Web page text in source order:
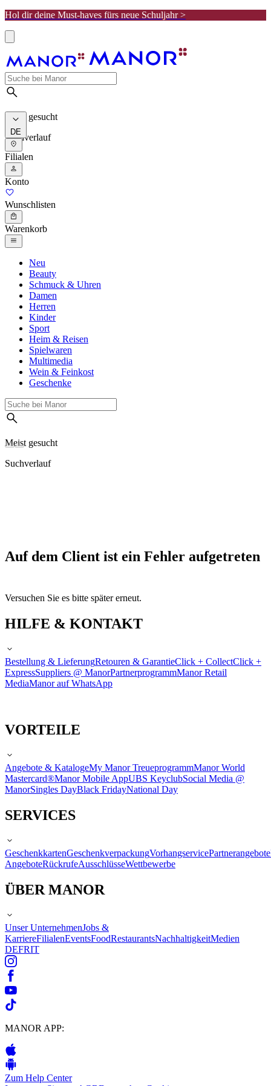
Hol dir deine Must-haves fürs neue Schuljahr >
Meist gesucht
Suchverlauf
DE
Filialen
Konto
Wunschlisten
Warenkorb
Neu
Beauty
Schmuck & Uhren
Damen
Herren
Kinder
Sport
Heim & Reisen
Spielwaren
Multimedia
Wein & Feinkost
Geschenke
Meist gesucht
Suchverlauf
Auf dem Client ist ein Fehler aufgetreten
Versuchen Sie es bitte später erneut.
HILFE & KONTAKT
Bestellung & LieferungRetouren & GarantieClick + CollectClick +
ExpressSuppliers @ ManorPartnerprogrammManor Retail
MediaManor auf WhatsApp
VORTEILE
Angebote & KatalogeMy Manor TreueprogrammManor World
Mastercard®Manor Mobile AppUBS KeyclubSocial Media @
ManorSingles DayBlack FridayNational Day
SERVICES
GeschenkkartenGeschenkverpackungVorhangservicePartnerangebote
AngeboteRückrufeAusschlüsseWettbewerbe
ÜBER MANOR
Unser UnternehmenJobs &
KarriereFilialenEventsFoodRestaurantsNachhaltigkeitMedien
DEFRIT
MANOR APP:
Zum Help Center